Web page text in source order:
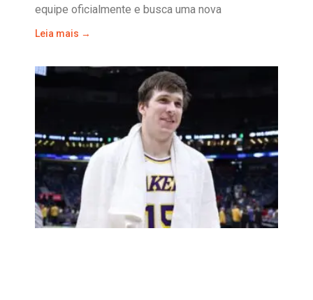
equipe oficialmente e busca uma nova
Leia mais →